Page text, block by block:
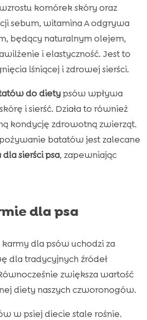
komórek skóry oraz
sebum, witamina A odgrywa
będący naturalnym olejem,
i elastyczność. Jest to
lśniącej i zdrowej sierści.
do dietypsów wpływa
i sierść. Działa to również
kondycję zdrowotną zwierząt.
batatów jest zalecane
sierści psa, zapewniając
dla psa
karmy dla psów uchodzi za
dla tradycyjnych źródeł
zwiększa wartość
diety naszych czworonogów.
w psiej diecie stale rośnie.